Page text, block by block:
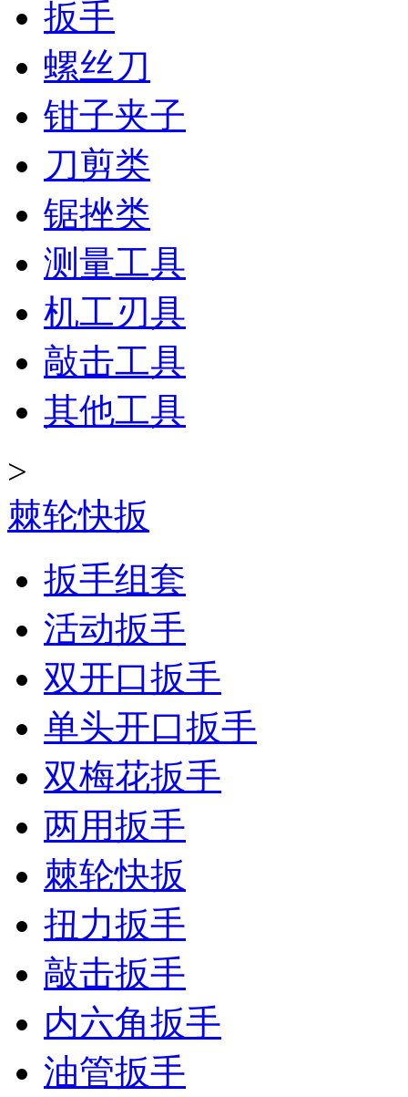
扳手
螺丝刀
钳子夹子
刀剪类
锯挫类
测量工具
机工刃具
敲击工具
其他工具
>
棘轮快扳
扳手组套
活动扳手
双开口扳手
单头开口扳手
双梅花扳手
两用扳手
棘轮快扳
扭力扳手
敲击扳手
内六角扳手
油管扳手